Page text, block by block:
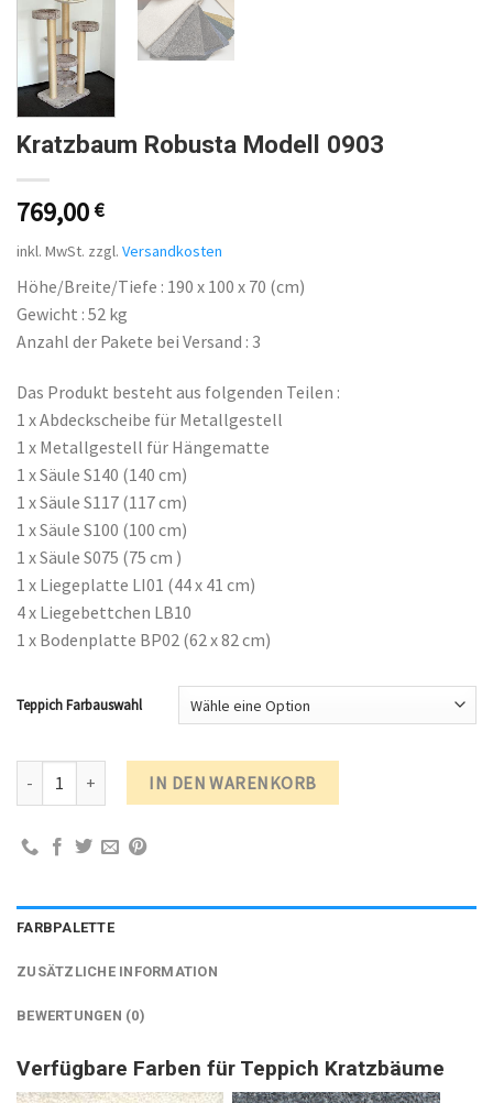
Kratzbaum Robusta Modell 0903
769,00 €
inkl. MwSt. zzgl. Versandkosten
Höhe/Breite/Tiefe : 190 x 100 x 70 (cm)
Gewicht : 52 kg
Anzahl der Pakete bei Versand : 3
Das Produkt besteht aus folgenden Teilen :
1 x Abdeckscheibe für Metallgestell
1 x Metallgestell für Hängematte
1 x Säule S140 (140 cm)
1 x Säule S117 (117 cm)
1 x Säule S100 (100 cm)
1 x Säule S075 (75 cm )
1 x Liegeplatte LI01 (44 x 41 cm)
4 x Liegebettchen LB10
1 x Bodenplatte BP02 (62 x 82 cm)
Teppich Farbauswahl
Kratzbaum Robusta Modell 0903 Menge
IN DEN WARENKORB
FARBPALETTE
ZUSÄTZLICHE INFORMATION
BEWERTUNGEN (0)
Verfügbare Farben für Teppich Kratzbäume